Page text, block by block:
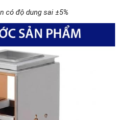
có độ dung sai ±5%